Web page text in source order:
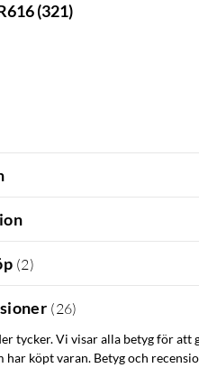
(321)
(2)
(26)
tycker. Vi visar alla betyg för
har köpt varan. Betyg och